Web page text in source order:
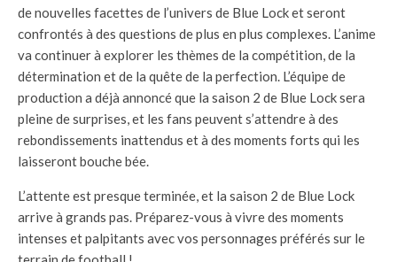
de nouvelles facettes de l’univers de Blue Lock et seront
confrontés à des questions de plus en plus complexes. L’anime
va continuer à explorer les thèmes de la compétition, de la
détermination et de la quête de la perfection. L’équipe de
production a déjà annoncé que la saison 2 de Blue Lock sera
pleine de surprises, et les fans peuvent s’attendre à des
rebondissements inattendus et à des moments forts qui les
laisseront bouche bée.
L’attente est presque terminée, et la saison 2 de Blue Lock
arrive à grands pas. Préparez-vous à vivre des moments
intenses et palpitants avec vos personnages préférés sur le